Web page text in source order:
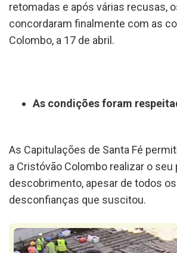
retomadas e após várias recusas,
concordaram finalmente com as
Colombo, a 17 de abril.
As condições foram
As Capitulações de Santa Fé
a Cristóvão Colombo realizar o seu
descobrimento, apesar de todos
desconfianças que suscitou.